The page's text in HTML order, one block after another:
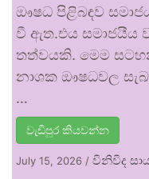
ඖෂධ පිළිබඳව
වී ඇත.එය සමාජයීය
තත්වයකි. මෙම
නාශක ඖෂධවල
…
වැඩිපුර කියවන්න
July 15, 2026 / විනිවිද